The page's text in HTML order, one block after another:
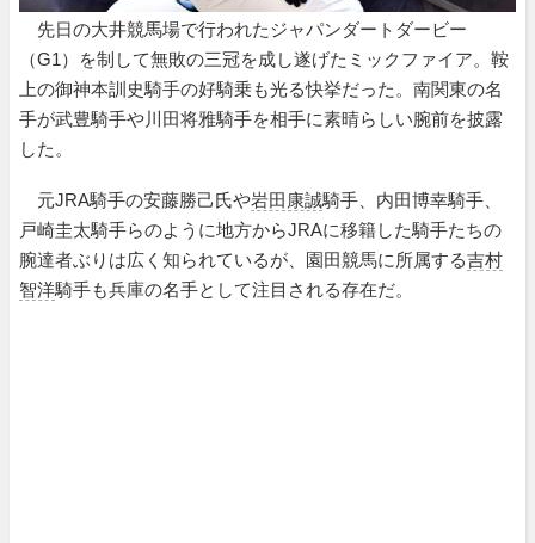
先日の大井競馬場で行われたジャパンダートダービー
（G1）を制して無敗の三冠を成し遂げたミックファイア。鞍
上の御神本訓史騎手の好騎乗も光る快挙だった。南関東の名
手が武豊騎手や川田将雅騎手を相手に素晴らしい腕前を披露
した。
元JRA騎手の安藤勝己氏や岩田康誠騎手、内田博幸騎手、
戸崎圭太騎手らのように地方からJRAに移籍した騎手たちの
腕達者ぶりは広く知られているが、園田競馬に所属する吉村
智洋騎手も兵庫の名手として注目される存在だ。